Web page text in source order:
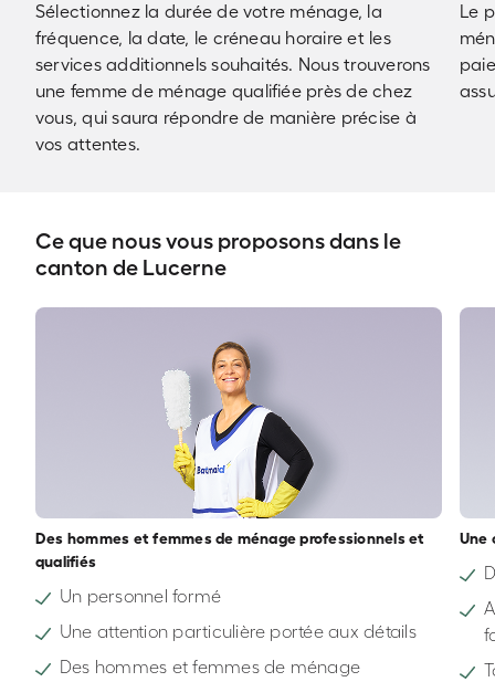
Sélectionnez la durée de votre ménage, la
fréquence, la date, le créneau horaire et les
services additionnels souhaités. Nous trouverons
une femme de ménage qualifiée près de chez
vous, qui saura répondre de manière précise à
vos attentes.
Le
Ce que nous vous proposons dans le
canton de Lucerne
Des hommes et femmes de ménage professionnels et
qualifiés
Un personnel formé
Une attention particulière portée aux détails
Des hommes et femmes de ménage
Une